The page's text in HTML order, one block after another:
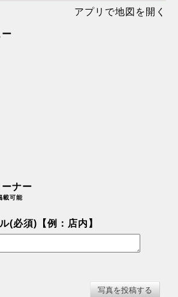
アプリで地図を開く
ナー
載可能
(必須)【例：店内】